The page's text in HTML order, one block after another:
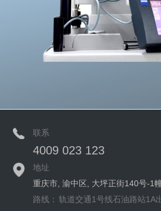
联系
4009 023 123
地址
重庆市, 渝中区, 大坪正街140号-1
路线： 轨道交通1号线石油路站1A